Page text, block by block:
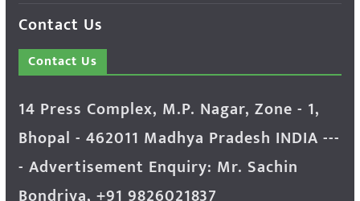
Contact Us
Contact Us
14 Press Complex, M.P. Nagar, Zone - 1,
Bhopal - 462011 Madhya Pradesh INDIA ---
- Advertisement Enquiry: Mr. Sachin